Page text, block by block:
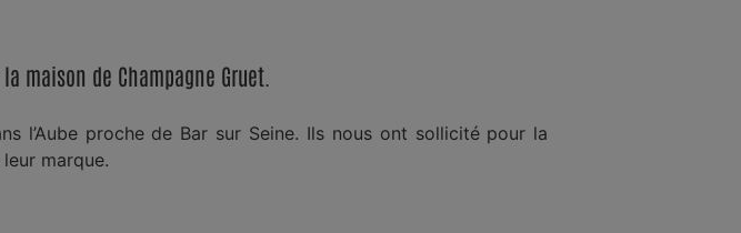
maison de Champagne Gruet.
l’Aube proche de Bar sur Seine. Ils nous ont sollicité pour la
marque.